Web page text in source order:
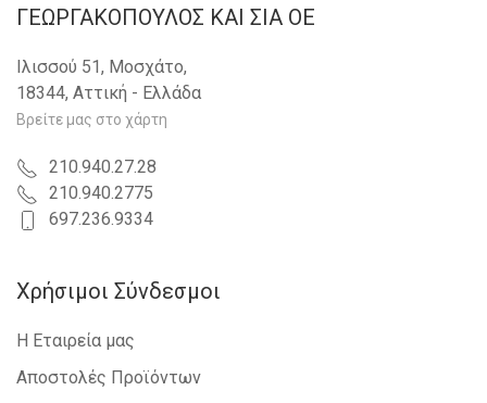
ΓΕΩΡΓΑΚΟΠΟΥΛΟΣ KAI ΣΙΑ OE
Ιλισσού 51, Μοσχάτο,
18344, Αττική - Ελλάδα
Βρείτε μας στο χάρτη
210.940.27.28
210.940.2775
697.236.9334
Χρήσιμοι Σύνδεσμοι
Η Εταιρεία μας
Αποστολές Προϊόντων